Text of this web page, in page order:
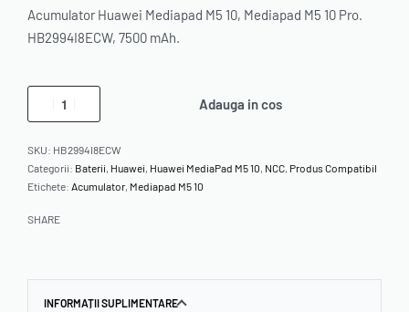
Acumulator Huawei Mediapad M5 10, Mediapad M5 10 Pro.
HB2994I8ECW, 7500 mAh.
Adauga in cos
SKU: HB2994I8ECW
Categorii: Baterii, Huawei, Huawei MediaPad M5 10, NCC, Produs Compatibil
Etichete: Acumulator, Mediapad M5 10
SHARE
INFORMAȚII SUPLIMENTARE